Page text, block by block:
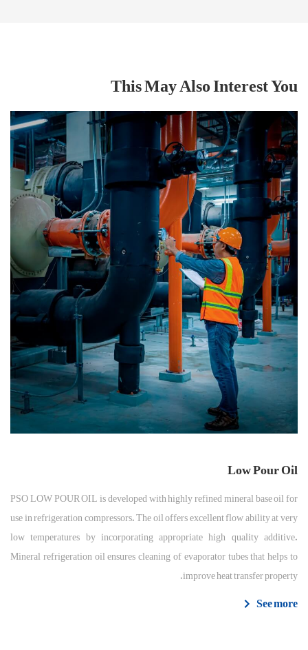
This May Also Interest You
Low Pour Oil
PSO LOW POUR OIL is developed with highly refined mineral base oil for
use in refrigeration compressors. The oil offers excellent flow ability at very
low temperatures by incorporating appropriate high quality additive.
Mineral refrigeration oil ensures cleaning of evaporator tubes that helps to
improve heat transfer property.
See more